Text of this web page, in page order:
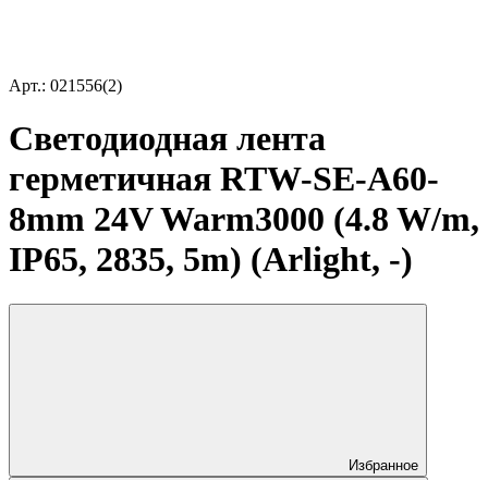
Арт.: 021556(2)
Светодиодная лента
герметичная RTW-SE-A60-
8mm 24V Warm3000 (4.8 W/m,
IP65, 2835, 5m) (Arlight, -)
Избранное